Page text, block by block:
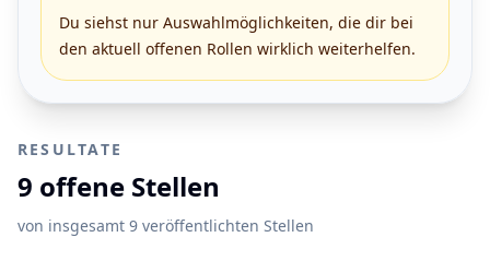
Du siehst nur Auswahlmöglichkeiten, die dir bei
den aktuell offenen Rollen wirklich weiterhelfen.
RESULTATE
9 offene Stellen
von insgesamt 9 veröffentlichten Stellen